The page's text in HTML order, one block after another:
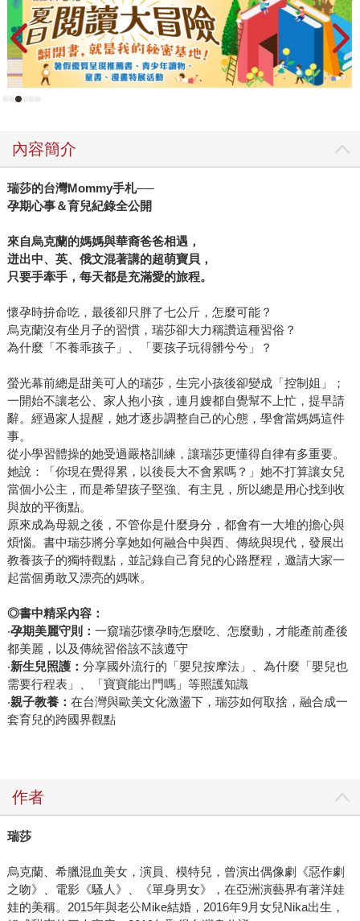
內容簡介
瑞莎的台灣Mommy手札──
孕期心事＆育兒紀錄全公開
來自烏克蘭的媽媽與華裔爸爸相遇，
迸出中、英、俄文混著講的超萌寶貝，
只要手牽手，每天都是充滿愛的旅程。
懷孕時拚命吃，最後卻只胖了七公斤，怎麼可能？
烏克蘭沒有坐月子的習慣，瑞莎卻大力稱讚這種習俗？
為什麼「不養乖孩子」、「要孩子玩得髒兮兮」？
螢光幕前總是甜美可人的瑞莎，生完小孩後卻變成「控制姐」；
一開始不讓老公、家人抱小孩，連月嫂都自覺幫不上忙，提早請
辭。經過家人提醒，她才逐步調整自己的心態，學會當媽媽這件
事。
從小學習體操的她受過嚴格訓練，讓瑞莎更懂得自律有多重要。
她說：「你現在覺得累，以後長大不會累嗎？」她不打算讓女兒
當個小公主，而是希望孩子堅強、有主見，所以總是用心找到收
與放的平衡點。
原來成為母親之後，不管你是什麼身分，都會有一大堆的擔心與
煩惱。書中瑞莎將分享她如何融合中與西、傳統與現代，發展出
教養孩子的獨特觀點，並記錄自己育兒的心路歷程，邀請大家一
起當個勇敢又漂亮的媽咪。
◎書中精采內容：
‧孕期美麗守則： 一窺瑞莎懷孕時怎麼吃、怎麼動，才能產前產後
都美麗，以及傳統習俗該不該遵守
‧新生兒照護： 分享國外流行的「嬰兒按摩法」、為什麼「嬰兒也
需要行程表」、「寶寶能出門嗎」等照護知識
‧親子教養： 在台灣與歐美文化激盪下，瑞莎如何取捨，融合成一
套育兒的跨國界觀點
作者
瑞莎
烏克蘭、希臘混血美女，演員、模特兒，曾演出偶像劇《惡作劇
之吻》、電影《騷人》、《單身男女》，在亞洲演藝界有著洋娃
娃的美稱。2015年與老公Mike結婚，2016年9月女兒Nika出生，